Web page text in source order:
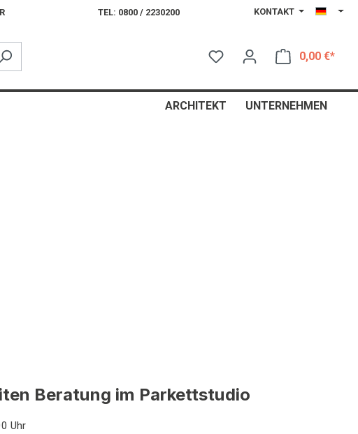
TEL: 0800 / 2230200 KONTAKT
0,00 €*
ARCHITEKT UNTERNEHMEN
Beratung im Parkettstudio
Uhr